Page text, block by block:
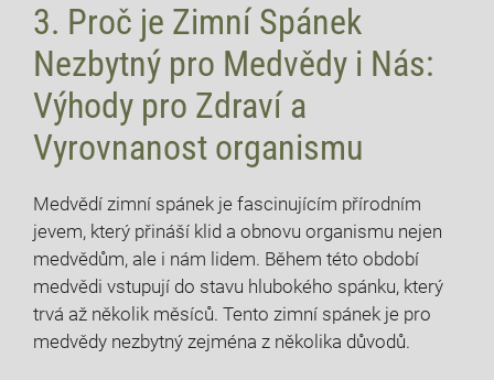
3. Proč je Zimní Spánek
Nezbytný pro Medvědy i Nás:
Výhody pro Zdraví a
Vyrovnanost organismu
Medvědí zimní spánek je​ fascinujícím ⁢přírodním
jevem, který přináší klid a obnovu organismu nejen
medvědům, ale i nám lidem. Během této období
medvědi ​vstupují do stavu hlubokého spánku, který
trvá ​až několik měsíců. Tento zimní spánek je pro
medvědy nezbytný zejména z několika důvodů.